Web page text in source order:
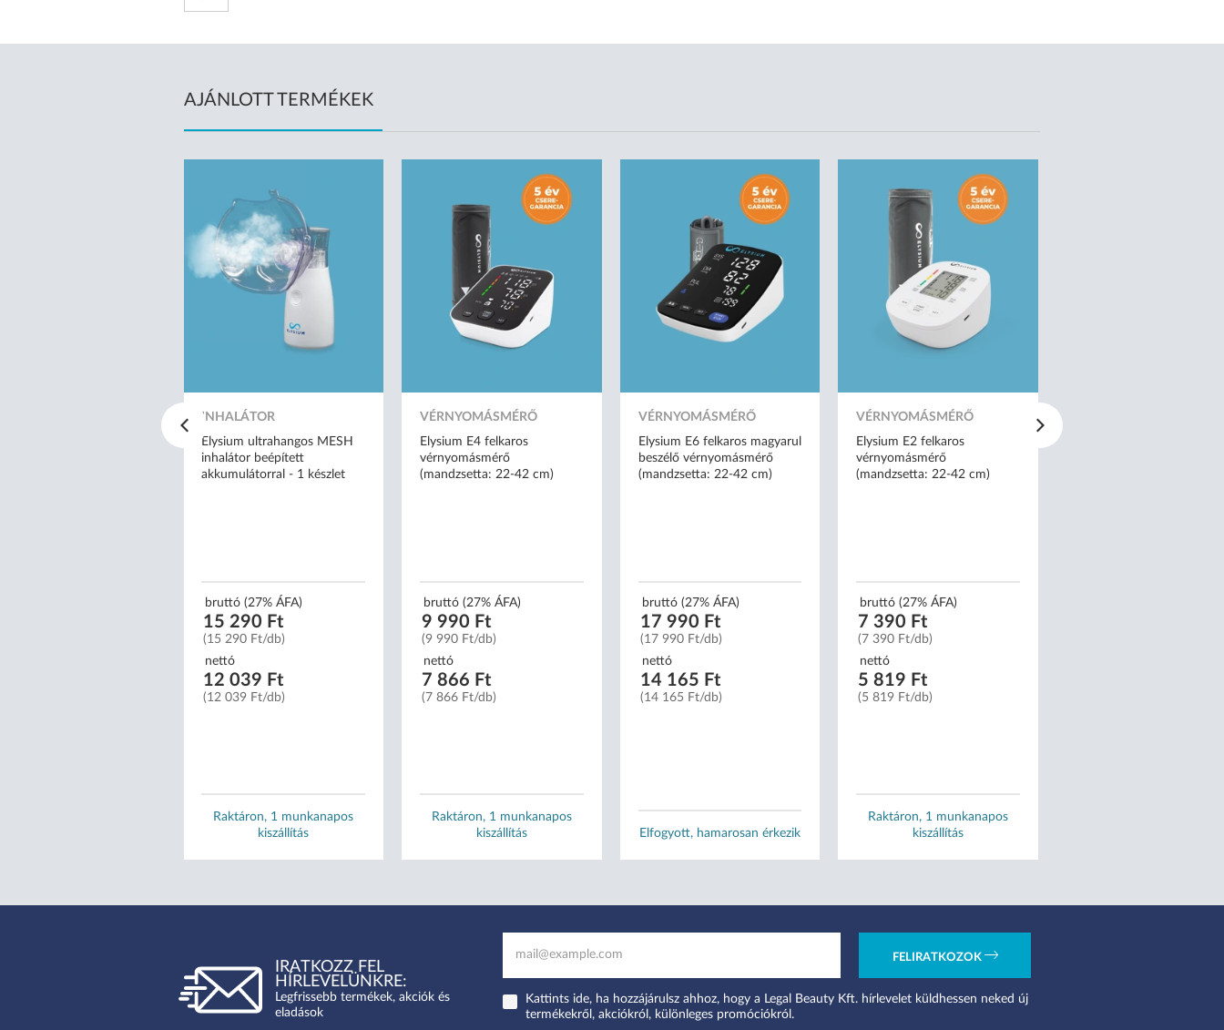
AJÁNLOTT TERMÉKEK
INHALÁTOR
Elysium ultrahangos MESH
inhalátor beépített
akkumulátorral - 1 készlet
bruttó (27% ÁFA)
15 290 Ft
(15 290 Ft/db)
nettó
12 039 Ft
(12 039 Ft/db)
Raktáron, 1 munkanapos
kiszállítás
VÉRNYOMÁSMÉRŐ
Elysium E4 felkaros
vérnyomásmérő
(mandzsetta: 22-42 cm)
bruttó (27% ÁFA)
9 990 Ft
(9 990 Ft/db)
nettó
7 866 Ft
(7 866 Ft/db)
Raktáron, 1 munkanapos
kiszállítás
VÉRNYOMÁSMÉRŐ
Elysium E6 felkaros magyarul
beszélő vérnyomásmérő
(mandzsetta: 22-42 cm)
bruttó (27% ÁFA)
17 990 Ft
(17 990 Ft/db)
nettó
14 165 Ft
(14 165 Ft/db)
Elfogyott, hamarosan érkezik
VÉRNYOMÁSMÉRŐ
Elysium E2 felkaros
vérnyomásmérő
(mandzsetta: 22-42 cm)
bruttó (27% ÁFA)
7 390 Ft
(7 390 Ft/db)
nettó
5 819 Ft
(5 819 Ft/db)
Raktáron, 1 munkanapos
kiszállítás
IRATKOZZ FEL
HÍRLEVELÜNKRE:
Legfrissebb termékek, akciók és
eladások
FELIRATKOZOK
Kattints ide, ha hozzájárulsz ahhoz, hogy a Legal Beauty Kft. hírlevelet küldhessen neked új
termékekről, akciókról, különleges promóciókról.